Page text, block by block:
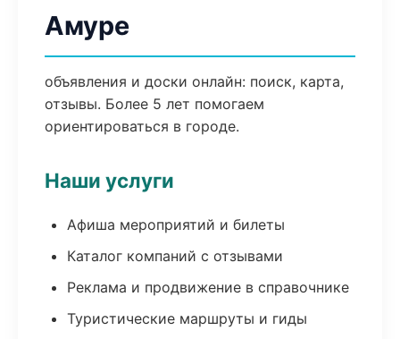
Амуре
объявления и доски онлайн: поиск, карта,
отзывы. Более 5 лет помогаем
ориентироваться в городе.
Наши услуги
Афиша мероприятий и билеты
Каталог компаний с отзывами
Реклама и продвижение в справочнике
Туристические маршруты и гиды